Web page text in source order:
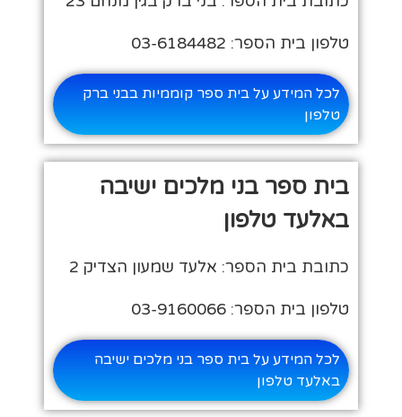
טלפון בית הספר: 03-6184482
לכל המידע על בית ספר קוממיות בבני ברק
טלפון
בית ספר בני מלכים ישיבה
באלעד טלפון
כתובת בית הספר: אלעד שמעון הצדיק 2
טלפון בית הספר: 03-9160066
לכל המידע על בית ספר בני מלכים ישיבה
באלעד טלפון